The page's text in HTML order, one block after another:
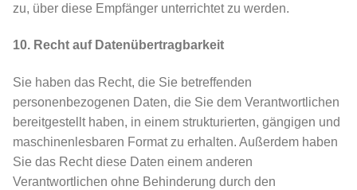
zu, über diese Empfänger unterrichtet zu werden.
10. Recht auf Datenübertragbarkeit
Sie haben das Recht, die Sie betreffenden
personenbezogenen Daten, die Sie dem Verantwortlichen
bereitgestellt haben, in einem strukturierten, gängigen und
maschinenlesbaren Format zu erhalten. Außerdem haben
Sie das Recht diese Daten einem anderen
Verantwortlichen ohne Behinderung durch den